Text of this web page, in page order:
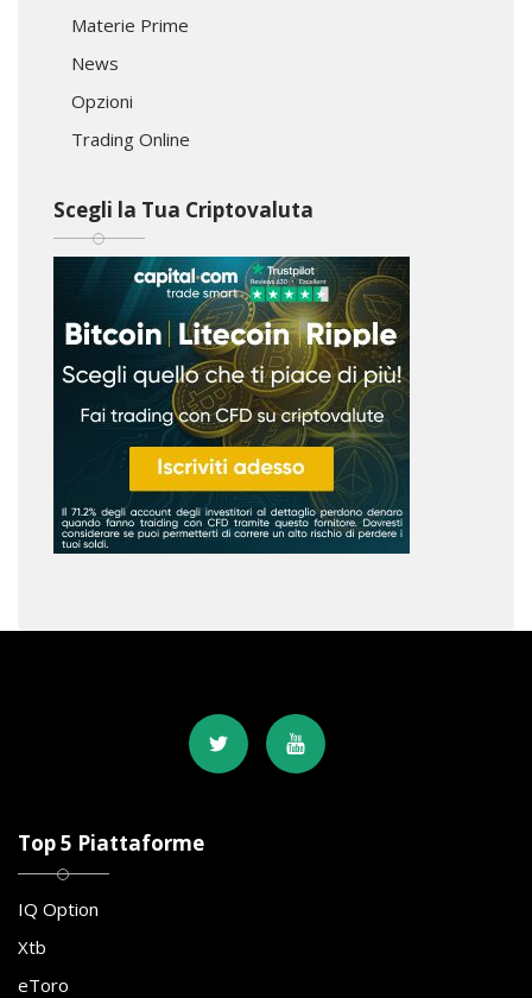
Materie Prime
News
Opzioni
Trading Online
Scegli la Tua Criptovaluta
Top 5 Piattaforme
IQ Option
Xtb
eToro